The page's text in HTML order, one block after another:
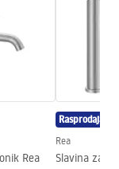
Rea
Rasprodaja
Rea
Slavina za